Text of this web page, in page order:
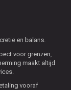
en balans.
voor grenzen,
maakt altijd
vooraf